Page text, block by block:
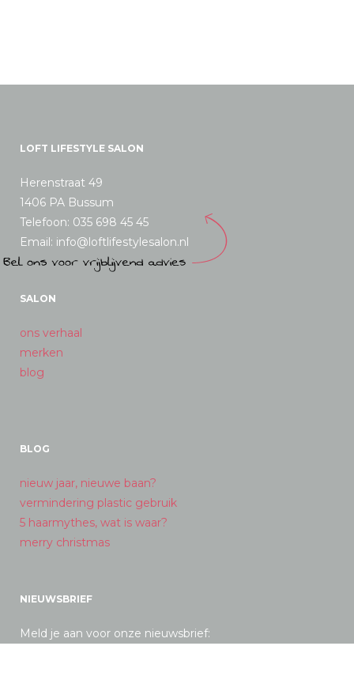
LOFT LIFESTYLE SALON
Herenstraat 49
1406 PA Bussum
Telefoon: 035 698 45 45
Email: info@loftlifestylesalon.nl
SALON
ons verhaal
merken
blog
BLOG
nieuw jaar, nieuwe baan?
vermindering plastic gebruik
5 haarmythes, wat is waar?
merry christmas
NIEUWSBRIEF
Meld je aan voor onze nieuwsbrief: